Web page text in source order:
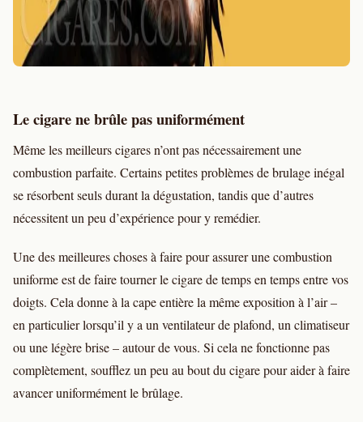
Le cigare ne brûle pas uniformément
Même les meilleurs cigares n’ont pas nécessairement une
combustion parfaite. Certains petites problèmes de brulage inégal
se résorbent seuls durant la dégustation, tandis que d’autres
nécessitent un peu d’expérience pour y remédier.
Une des meilleures choses à faire pour assurer une combustion
uniforme est de faire tourner le cigare de temps en temps entre vos
doigts. Cela donne à la cape entière la même exposition à l’air –
en particulier lorsqu’il y a un ventilateur de plafond, un climatiseur
ou une légère brise – autour de vous. Si cela ne fonctionne pas
complètement, soufflez un peu au bout du cigare pour aider à faire
avancer uniformément le brûlage.